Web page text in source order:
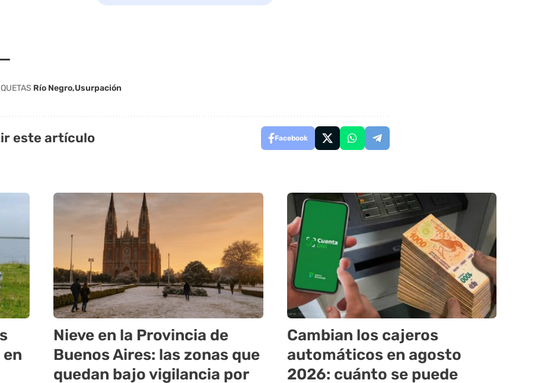
Río Negro Usurpación
este artículo Facebook
Nieve en la Provincia de
Buenos Aires: las zonas que
quedan bajo vigilancia por
Cambian los cajeros
automáticos en agosto
2026: cuánto se puede